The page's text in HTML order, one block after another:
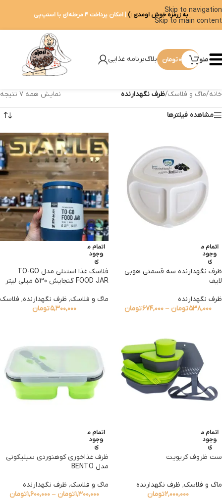
Skip to navigation
Skip to main content
به زرمزه خوش اومدی :) | امکان پرداخت ۴ مرحله‌ای با اسنپ‌پی
منو 0تومان بلاگبرنامه غذایی
خانه/ماگ و فلاسک/ظرف نگهدارنده نمایش همه ۷ نتیجه
مشاهده فیلترها
اتمام م
وجود
ی
ظرف نگهدارنده سه قسمتی هوبی
لایف
ظرف نگهدارنده
۵۳۸,۰۰۰تومان – ۶۷۴,۰۰۰تومان
اتمام م
وجود
ی
فلاسک غذا استنلی مدل TO-GO
FOOD JAR گنجایش 530 میلی لیتر
ماگ و فلاسک, ظرف نگهدارنده, فلاسک
۵,۳۰۰,۰۰۰تومان
اتمام م
وجود
ی
ست ظروف کریویت
ماگ و فلاسک, ظرف نگهدارنده
۲,۰۰۰,۰۰۰تومان
اتمام م
وجود
ی
ظرف غذاخوری کوهنوردی سیلیکونی
مدل BENTO
ماگ و فلاسک, ظرف نگهدارنده
۱,۳۰۰,۰۰۰تومان – ۱,۶۰۰,۰۰۰تومان